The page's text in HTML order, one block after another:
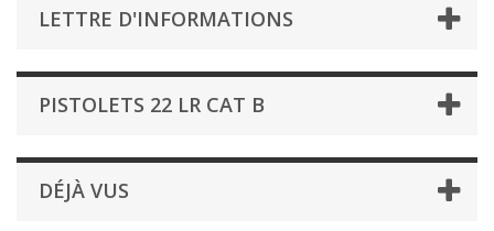
LETTRE D'INFORMATIONS
PISTOLETS 22 LR CAT B
DÉJÀ VUS